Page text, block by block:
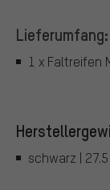
Lieferumfang:
1 x Faltreifen
schwarz |